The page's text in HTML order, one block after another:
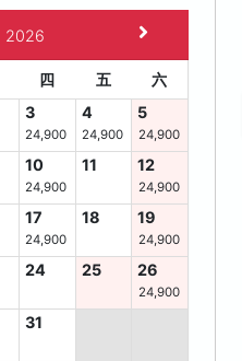
2026
四 五
六
3
24,900
4
24,900
5
24,900
10
24,900
11 12
24,900
17
24,900
18 19
24,900
24 25 26
24,900
31